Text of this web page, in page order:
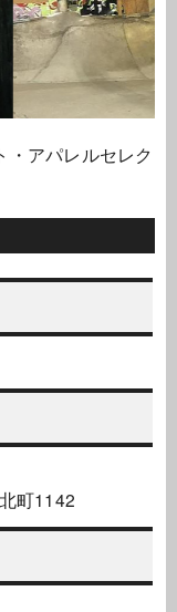
・アパレルセレク
町1142